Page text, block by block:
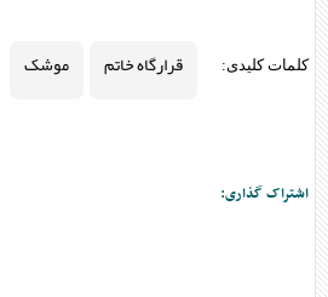
کلمات کلیدی: قرارگاه خاتم موشک
اشتراک گذاری: